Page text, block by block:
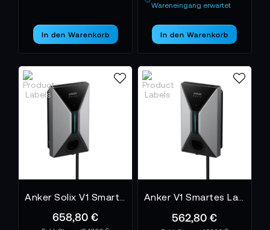
In den Warenkorb
Wareneingang erwartet
In den Warenkorb
658,80 € 562,80 €